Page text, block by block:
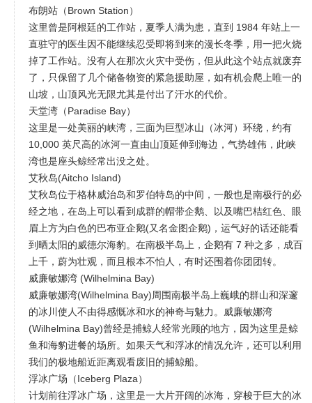
布朗站（Brown Station）
这里曾是阿根廷的工作站，夏季人满为患，直到 1984 年站上一
直驻守的医生因不能继续忍受即将到来的漫长冬季，用一把火烧
掉了工作站。没有人在那次火灾中受伤，但从此这个站点就废弃
了，只保留了几个储备物资的紧急援助屋，如有机会爬上唯一的
山坡，山顶风光无限尤其是付出了汗水的代价。
天堂湾（Paradise Bay）
这里是一处美丽的峡湾，三面为巨型冰山（冰河）环绕，约有
10,000 英尺高的冰河一直由山顶延伸到海边，气势雄伟，此峡
湾也是座头鲸经常出没之处。
艾秋岛(Aitcho Island)
艾秋岛位于格林威治岛和罗伯特岛的中间，一般也是南极行的必
经之地，在岛上可以看到成群的帽带企鹅、以及嘴巴桔红色、眼
眉上方为白色的巴布亚企鹅(又名金图企鹅)，运气好的话还能看
到晒太阳的威德尔海豹。在南极半岛上，企鹅有 7 种之多，成百
上千，蔚为壮观，而且根本不怕人，有时还围着你团团转。
威廉敏娜湾 (Wilhelmina Bay)
威廉敏娜湾(Wilhelmina Bay)周围南极半岛上巍峨的群山和深邃
的冰川使人不由得感慨冰和水的神奇与魅力。威廉敏娜湾
(Wilhelmina Bay)曾经是捕鲸人经常光顾的地方，因为这里是鲸
鱼和海豹进餐的场所。如果天气和浮冰的情况允许，还可以利用
我们的极地船近距离观看废旧的捕鲸船。
浮冰广场（Iceberg Plaza）
计划前往浮冰广场，这里是一大片开阔的冰海，穿梭于巨大的冰